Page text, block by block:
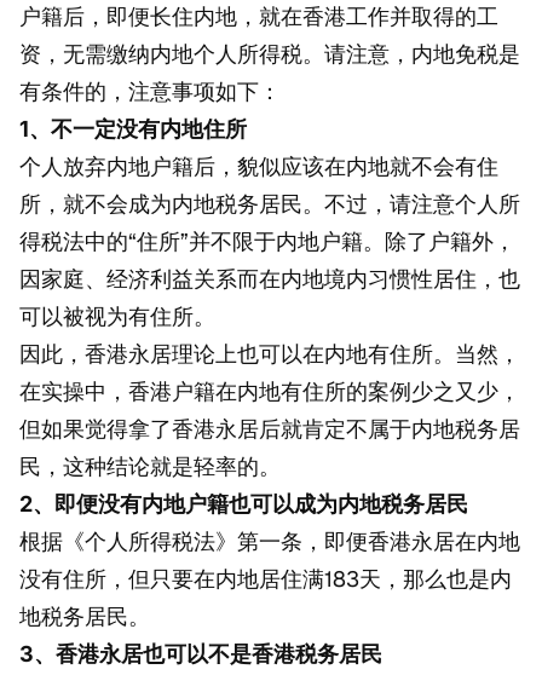
户籍后，即便长住内地，就在香港工作并取得的工
资，无需缴纳内地个人所得税。请注意，内地免税是
有条件的，注意事项如下：
1、不一定没有内地住所
个人放弃内地户籍后，貌似应该在内地就不会有住
所，就不会成为内地税务居民。不过，请注意个人所
得税法中的“住所”并不限于内地户籍。除了户籍外，
因家庭、经济利益关系而在内地境内习惯性居住，也
可以被视为有住所。
因此，香港永居理论上也可以在内地有住所。当然，
在实操中，香港户籍在内地有住所的案例少之又少，
但如果觉得拿了香港永居后就肯定不属于内地税务居
民，这种结论就是轻率的。
2、即便没有内地户籍也可以成为内地税务居民
根据《个人所得税法》第一条，即便香港永居在内地
没有住所，但只要在内地居住满183天，那么也是内
地税务居民。
3、香港永居也可以不是香港税务居民